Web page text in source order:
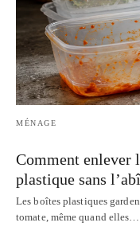
MÉNAGE
Comment enlever
plastique sans
Les boîtes plastiques
tomate, même quand elles…